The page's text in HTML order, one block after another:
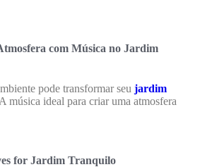
com Música no Jardim
pode transformar seu jardim
música ideal para criar uma atmosfera
for Jardim Tranquilo